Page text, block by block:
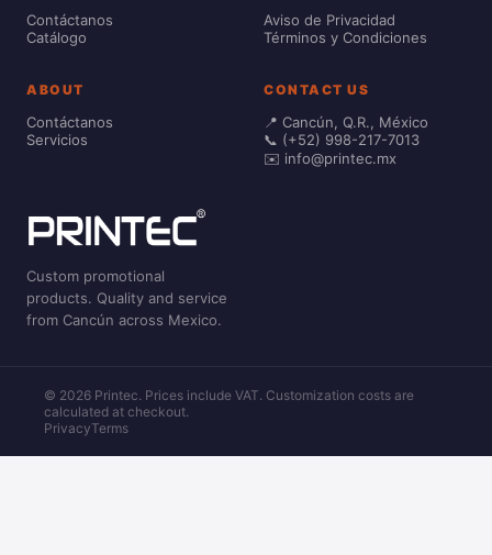
Contáctanos
Catálogo
Aviso de Privacidad
Términos y Condiciones
ABOUT
Contáctanos
Servicios
CONTACT US
📍 Cancún, Q.R., México
📞 (+52) 998-217-7013
✉️ info@printec.mx
Custom promotional
products. Quality and service
from Cancún across Mexico.
© 2026 Printec. Prices include VAT. Customization costs are
calculated at checkout.
PrivacyTerms